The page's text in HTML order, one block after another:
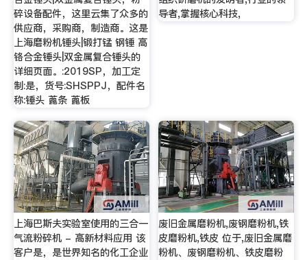
碎设备配件，这里云集了众多的
供应商，采购商，制造商。这是
上海磨粉机锤头|锻打锰 钢锤 高
铬合金锤头|双金属复合锤头的
详细页面。:2019SP，加工定
制:是，货号:SHSPPJ，配件名
称:锤头 蓖条 蓖板
导者,掌握核心科技,
上海巴斯夫实验室使用的三合一
气流粉碎机 - 高新材料应用 该
客户是，是世界知名的化工企业
废旧金属磨粉机,废钢磨粉机,铁
皮磨粉机,铁皮 位于,废旧金属磨
粉机、废钢磨粉机、铁皮磨粉